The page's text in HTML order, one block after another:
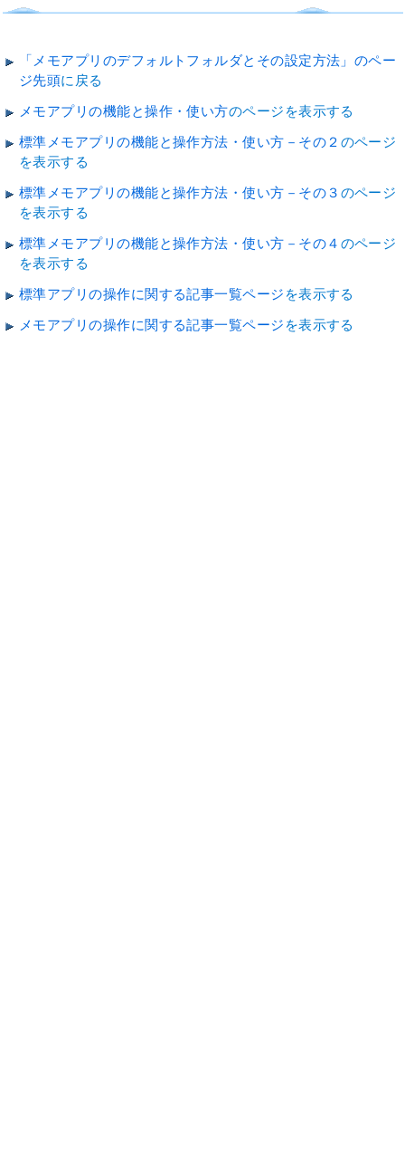
「メモアプリのデフォルトフォルダとその設定方法」のペー
ジ先頭に戻る
メモアプリの機能と操作・使い方のページを表示する
標準メモアプリの機能と操作方法・使い方－その２ のページ
を表示する
標準メモアプリの機能と操作方法・使い方－その３ のページ
を表示する
標準メモアプリの機能と操作方法・使い方－その４ のページ
を表示する
標準アプリの操作に関する記事一覧ページ を表示する
メモアプリの操作に関する記事一覧ページ を表示する